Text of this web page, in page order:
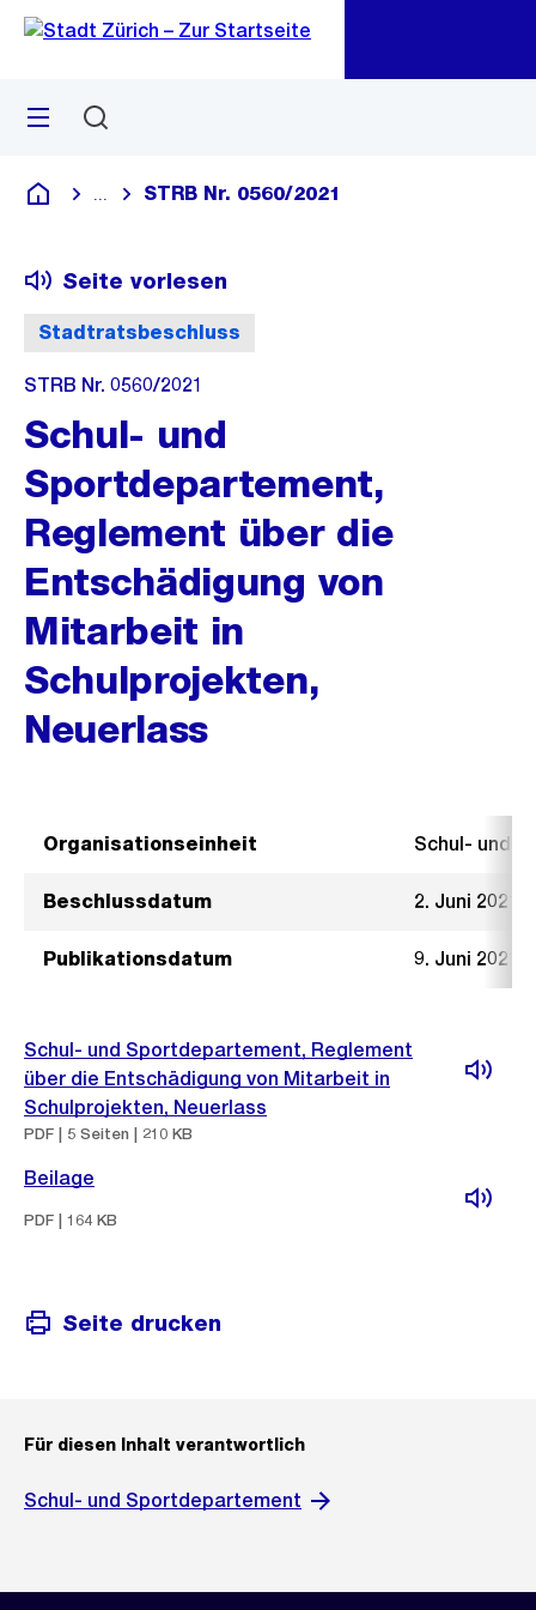
Navigation
Sprunglink
Menü
Deutsch
Blende alle Breadcrumbs ein
STRB Nr. 0560/2021
Stadtratsbeschluss
Seite vorlesen
STRB Nr. 0560/2021
Schul- und
Sportdepartement,
Reglement über die
Entschädigung von
Mitarbeit in
Schulprojekten,
Neuerlass
Organisationseinheit Schul- und
Beschlussdatum 2. Juni 2021
Publikationsdatum 9. Juni 2021
Schul- und Sportdepartement, Reglement
über die Entschädigung von Mitarbeit in
Schulprojekten, Neuerlass
PDF | 5 Seiten | 210 KB
Beilage
PDF | 164 KB
Seite drucken
Für diesen Inhalt verantwortlich
Schul- und Sportdepartement